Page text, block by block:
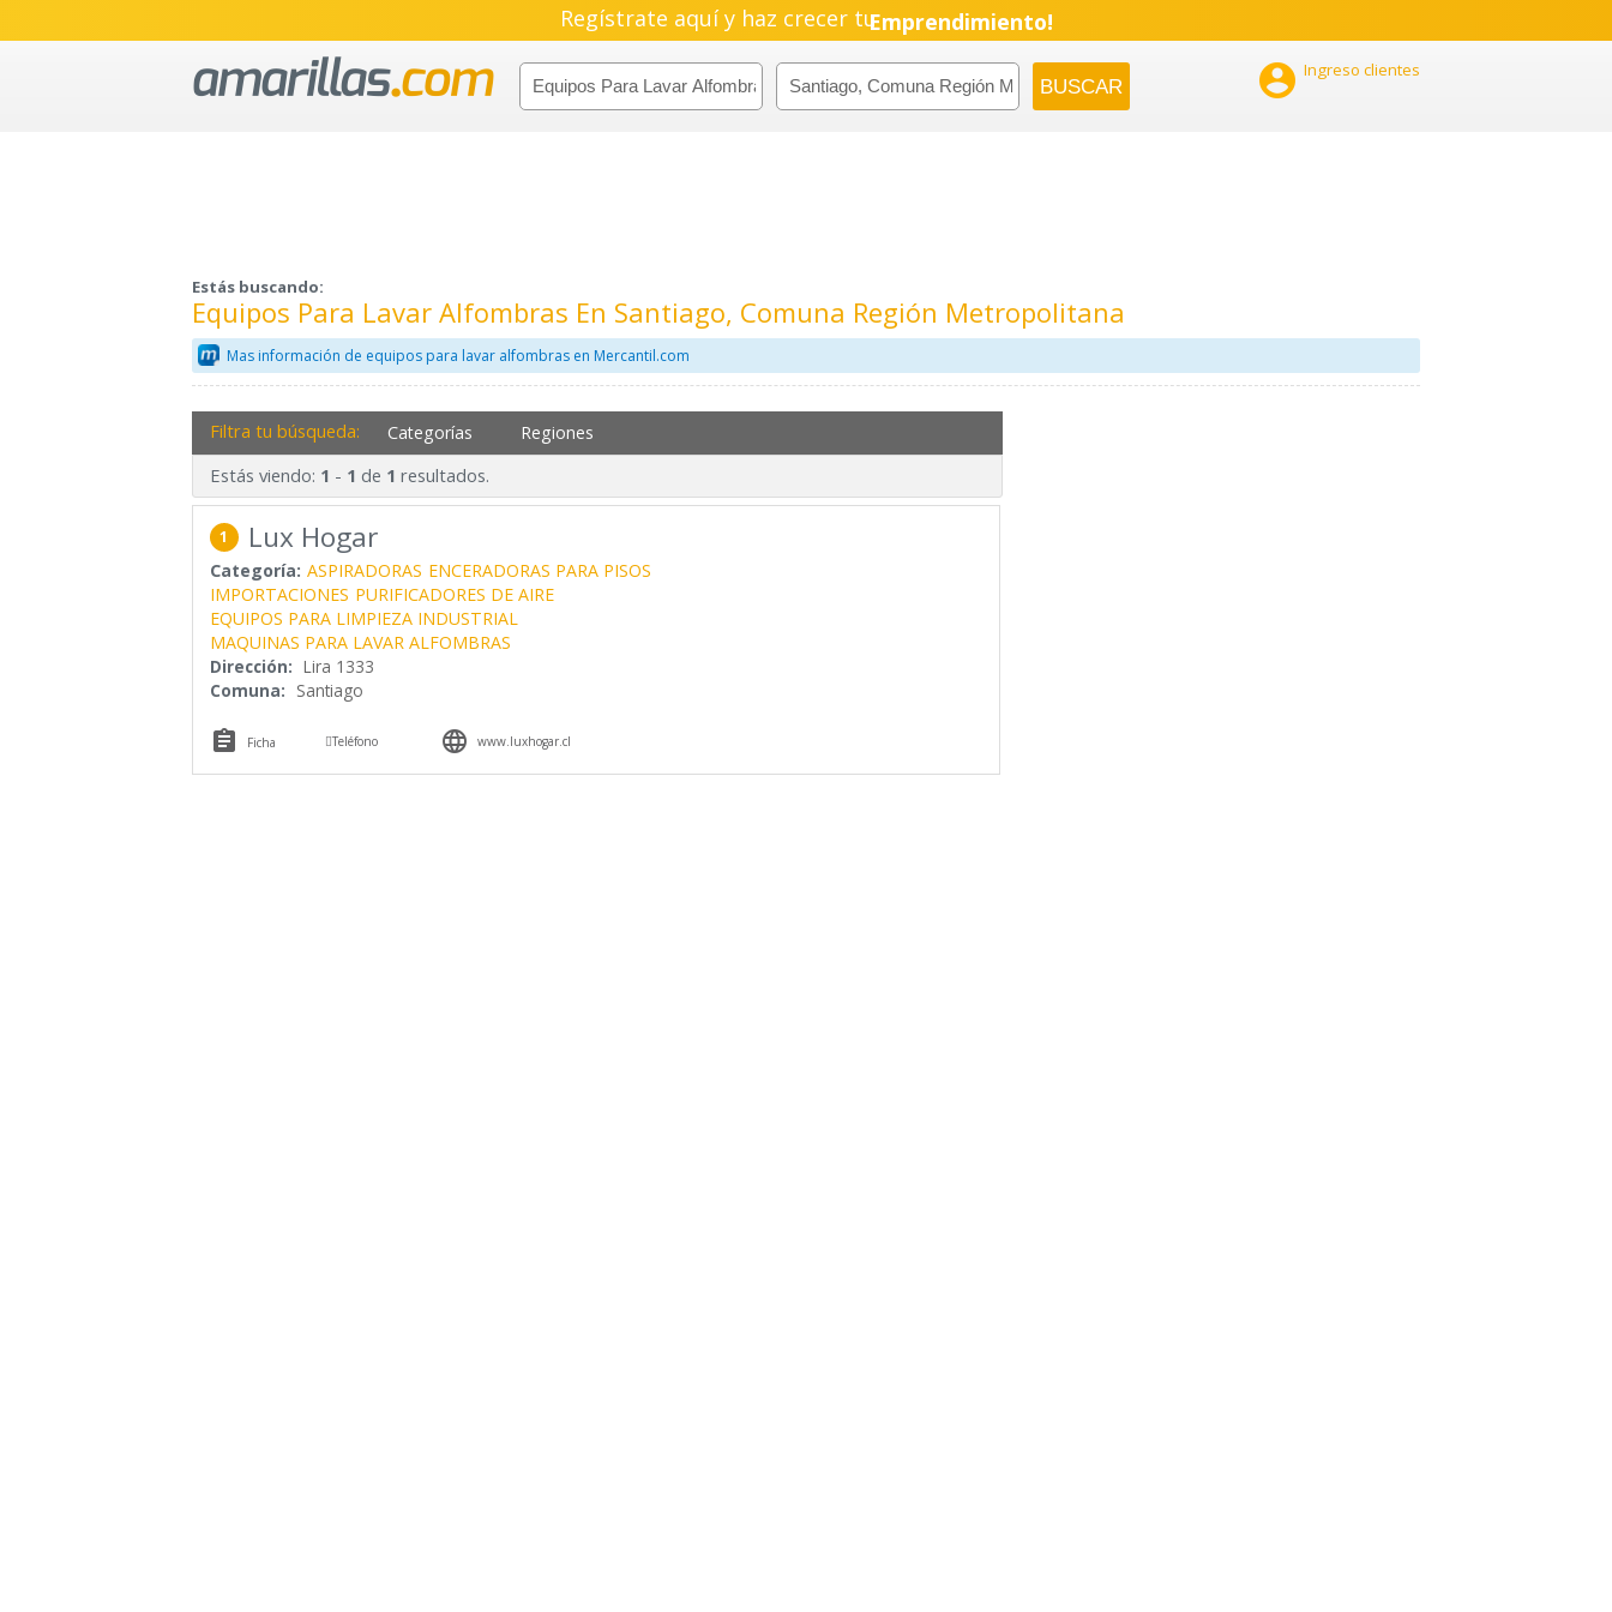
Regístrate aquí y haz crecer tuEmprendimiento!
 Ingreso clientes
Estás buscando:
Equipos Para Lavar Alfombras En Santiago, Comuna Región Metropolitana
Mas información de equipos para lavar alfombras en Mercantil.com
Filtra tu búsqueda: Categorías Regiones
Estás viendo: 1 - 1 de 1 resultados.
1 Lux Hogar
Categoría: ASPIRADORAS ENCERADORAS PARA PISOS
IMPORTACIONES PURIFICADORES DE AIRE
EQUIPOS PARA LIMPIEZA INDUSTRIAL
MAQUINAS PARA LAVAR ALFOMBRAS
Dirección: Lira 1333
Comuna: Santiago
 Ficha Teléfono  www.luxhogar.cl